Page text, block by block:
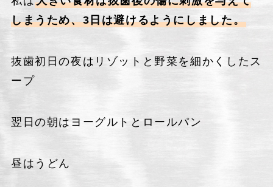
しまうため、3日は避けるようにしました。
抜歯初日の夜はリゾットと野菜を細かくしたス
ープ
翌日の朝はヨーグルトとロールパン
昼はうどん